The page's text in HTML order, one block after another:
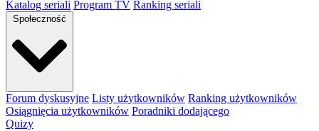
Katalog seriali Program TV Ranking seriali
Społeczność
Forum dyskusyjne Listy użytkowników Ranking użytkowników
Osiągnięcia użytkowników Poradniki dodającego
Quizy